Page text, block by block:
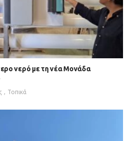
νερό με τη νέα Μονάδα
Τοπικά